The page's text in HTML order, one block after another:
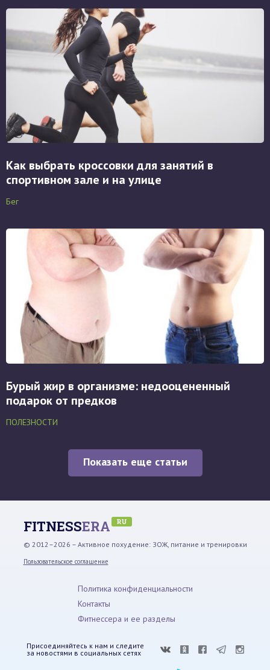
Как выбрать кроссовки для занятий в
спортивном зале и на улице
Бег
Бурый жир в организме: недооцененный
подарок от предков
ПОЛЕЗНОСТИ
Показать еще статьи
FITNESSERA RU
© 2012–2026 – Активное похудение: ЗОЖ, питание и тренировки
Пользовательское соглашение
Политика конфиденциальности
Контакты
Фитнессера и ее разделы
Присоединяйтесь к нам и следите
за новостями в социальных сетях